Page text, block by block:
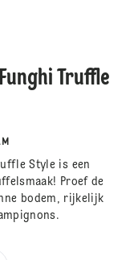
Truffle
Style is een
Proef de
bodem, rijkelijk